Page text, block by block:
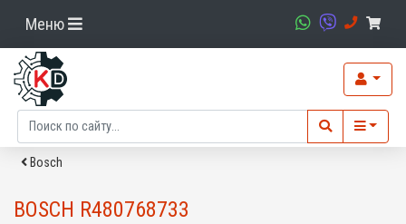
Меню
Bosch
BOSCH R480768733